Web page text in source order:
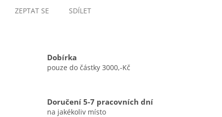
ZEPTAT SE SDÍLET
Dobírka
pouze do částky 3000,-Kč
Doručení 5-7 pracovních dní
na jakékoliv místo